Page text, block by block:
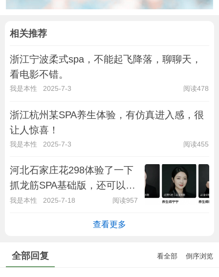
相关推荐
浙江宁波柔式spa，不能起飞降落，聊聊天，
看电影不错。
我是本性 2025-7-3 阅读478
浙江杭州某SPA养生体验，有仿真进入感，很
让人惊喜！
我是本性 2025-7-3 阅读455
河北石家庄花298体验了一下
抓龙筋SPA基础版，还可以，
下次体验高级版！
我是本性 2025-7-18 阅读957
查看更多
全部回复 看全部 倒序浏览